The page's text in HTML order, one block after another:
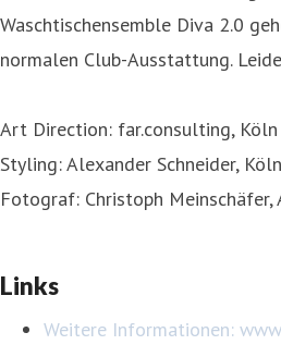
Waschtischensemble Diva 2.0
normalen Club-Ausstattung.
Art Direction: far.consulting, Köln
Styling: Alexander Schneider, Köln
Fotograf: Christoph Meinschäfer,
Links
Weitere Informationen: